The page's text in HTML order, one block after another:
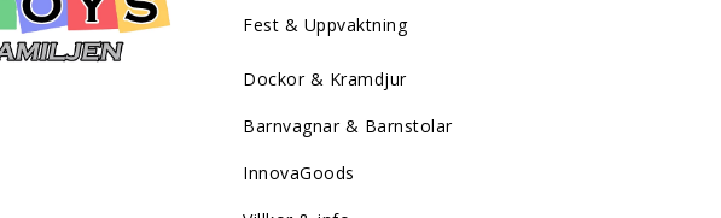
Fest & Uppvaktning
Dockor & Kramdjur
Barnvagnar & Barnstolar
InnovaGoods